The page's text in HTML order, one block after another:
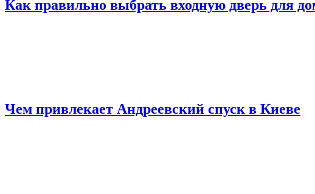
Как правильно выбрать входную дверь для
Чем привлекает Андреевский спуск в Киеве